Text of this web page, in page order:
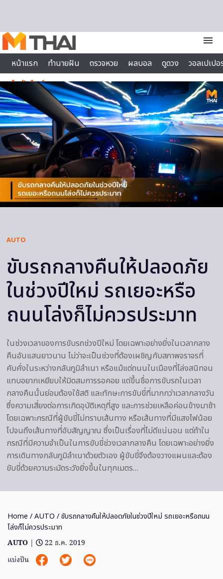
menu
หน้าแรก
ทำนายฝัน ตรวจหวย ผลบอล ดูดวง
วอลเปเป
ไลฟ์สไตล์
AUTO
ขับรถกลางคืนให้ปลอดภัย
ในช่วงปีใหม่ รถเยอะหรือ
ถนนโล่งก็ไม่ควรประมาท
ในช่วงเวลาของการขับรถช่วงปีใหม่ โดยเฉพาะอย่างยิ่งในเวลากลาง
คืนอันแสนยาวนาน ไม่ว่าจะเป็นช่วงที่ต้องเผชิญกับสภาพจราจรที่
คับคั่งในระหว่างกลับภูมิลำเนา หรือแม้แต่ถนนในเมืองที่โล่งสนิทจน
แทบอยากเหยียบให้มิดสมการรอคอย แต่ขึ้นชื่อการขับรถในเวลา
กลางคืนนั้นย่อมต้องใช้สติ และทักษะการขับขี่ที่มากกว่าเวลากลางวัน
ซึ่งความเสี่ยงต่อการเกิดอุบัติเหตุที่สูง และการช่วยเหลือค่อนข้างมาช้า
โดยเฉพาะกรณีที่ผู้ขับขี่ไม่ทราบเส้นทาง หรือเส้นทางที่มีแสงไฟน้อย
ไปจนถึงเส้นทางที่อับสัญญาณ ซึ่งเป็นเรื่องที่ไม่ดีแน่นอน แต่ถ้าใน
กรณีที่มีความจำเป็นในการขับขี่ช่วงเวลากลางคืน โดยเฉพาะอย่างยิ่ง
การเดินทางกลับภูมิลำเนาด้วยตัวเอง ผู้ขับขี่จึงต้องวางแผนและต้อง
ขับขี่ด้วยความระมัดระวังยิ่งขึ้นในทุกเมตร…
Home /AUTO / ขับรถกลางคืนให้ปลอดภัยในช่วงปีใหม่ รถเยอะหรือถนน
โล่งก็ไม่ควรประมาท
AUTO |
22 ธ.ค. 2019
แบ่งปัน